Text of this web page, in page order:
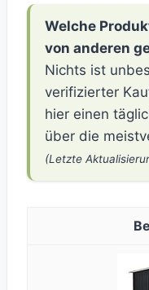
Welche
von anderen
Nichts ist
verifizierter
hier einen
über die
(Letzte